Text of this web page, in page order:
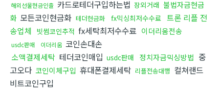
해외선물현금인출 카드로테더구입하는법 장외거래 불법자금현금
화 모든코인현금화 테더현금화 fx믹싱최저수수료 트론 리플 전
송업체
빗썸코인추적 fx세탁최저수수료 이더리움전송
usdc판매 이더리움 코인손대손
소액결제세탁 테더코인매입 usdc판매 정치자금믹싱방법 중
고오다 코인이체구입 휴대폰결제세탁 리플전송대행 컬쳐랜드
비트코인구입